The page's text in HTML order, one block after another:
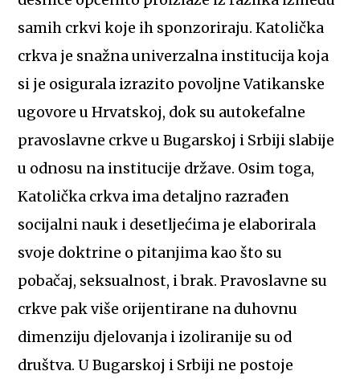
samih crkvi koje ih sponzoriraju. Katolička
crkva je snažna univerzalna institucija koja
si je osigurala izrazito povoljne Vatikanske
ugovore u Hrvatskoj, dok su autokefalne
pravoslavne crkve u Bugarskoj i Srbiji slabije
u odnosu na institucije države. Osim toga,
Katolička crkva ima detaljno razrađen
socijalni nauk i desetljećima je elaborirala
svoje doktrine o pitanjima kao što su
pobačaj, seksualnost, i brak. Pravoslavne su
crkve pak više orijentirane na duhovnu
dimenziju djelovanja i izoliranije su od
društva. U Bugarskoj i Srbiji ne postoje